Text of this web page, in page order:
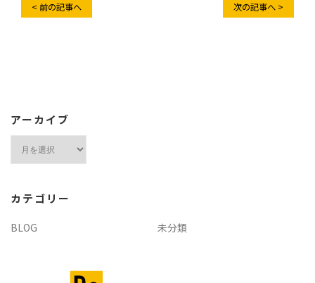
< 前の記事へ 次の記事へ >
アーカイブ
ブ
カテゴリー
BLOG 未分類